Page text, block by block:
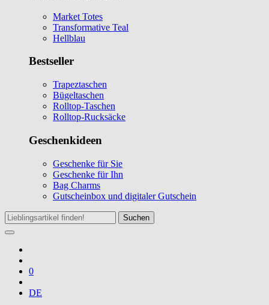
Market Totes
Transformative Teal
Hellblau
Bestseller
Trapeztaschen
Bügeltaschen
Rolltop-Taschen
Rolltop-Rucksäcke
Geschenkideen
Geschenke für Sie
Geschenke für Ihn
Bag Charms
Gutscheinbox und digitaler Gutschein
Suchen
0
DE